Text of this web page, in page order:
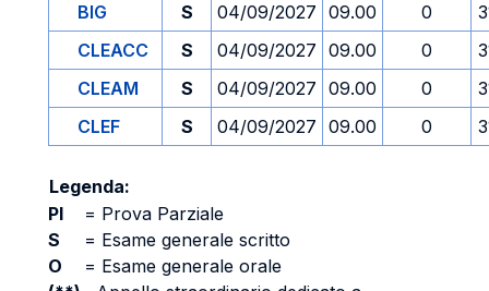
BIG
S 04/09/2027 09.00 0
CLEACC
S 04/09/2027 09.00 0
CLEAM
S 04/09/2027 09.00 0
CLEF
S 04/09/2027 09.00 0
Legenda:
PI
= Prova Parziale
S
= Esame generale scritto
O
= Esame generale orale